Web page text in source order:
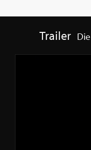
Trailer